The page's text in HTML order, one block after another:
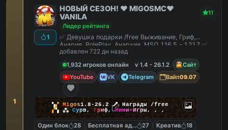
1
1
НОВЫЙ СЕЗОН! ❤️ MIGOSMC❤️
VANILA
11
Лидер рейтинга
✅ Девушка подарки /free Выживание, Гриф,
Анария, RolePlay, Анархия, MSO 1.16.5 - 1.21.7 ✅
добавлен 722 дн назад
1,932 игроков онлайн
v 1.4 - 26.1.2
Сайт
YouTube
VK Telegram Вайп09.07
▚▞ Migos1.8-26.2🗡 Награды /free
▞▚ ⁂ Сурв, Гриф,Мини-Игры, , ,
Один блок 28 Бесплатная админка
27 Креатив
18